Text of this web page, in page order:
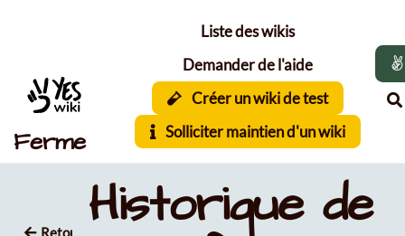
Ferme
Liste des wikis
Demander de l'aide
Créer un wiki de test
Solliciter maintien d'un wiki
Retour Historique de